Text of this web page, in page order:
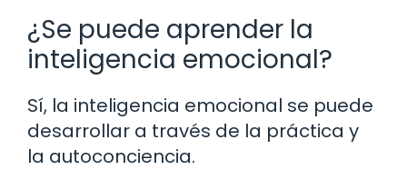
¿Se puede aprender la
inteligencia emocional?
Sí, la inteligencia emocional se puede
desarrollar a través de la práctica y
la autoconciencia.